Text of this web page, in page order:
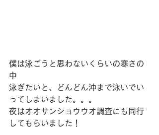
僕は泳ごうと思わないくらいの寒さの
中
泳ぎたいと、どんどん沖まで泳いでい
ってしまいました。。。
夜はオオサンショウウオ調査にも同行
してもらいました！